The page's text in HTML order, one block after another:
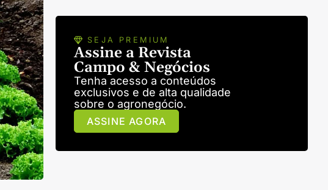
SEJA PREMIUM
Assine a Revista
Campo & Negócios
Tenha acesso a conteúdos
exclusivos e de alta qualidade
sobre o agronegócio.
ASSINE AGORA